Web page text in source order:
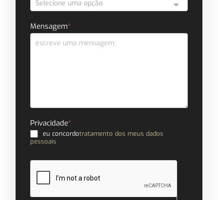
Mensagem*
Privacidade*
eu concordotratamento dos meus dados
pessoais